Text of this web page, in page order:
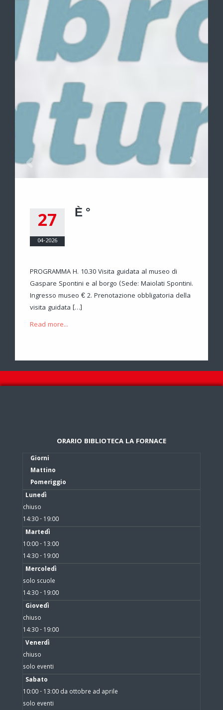
27
04-2026
È °
PROGRAMMA H. 10.30 Visita guidata al museo di
Gaspare Spontini e al borgo (Sede: Maiolati Spontini.
Ingresso museo € 2. Prenotazione obbligatoria della
visita guidata […]
Read more...
ORARIO BIBLIOTECA LA FORNACE
Giorni
Mattino
Pomeriggio
Lunedì
chiuso
14:30 - 19:00
Martedì
10:00 - 13:00
14:30 - 19:00
Mercoledì
solo scuole
14:30 - 19:00
Giovedì
chiuso
14:30 - 19:00
Venerdì
chiuso
solo eventi
Sabato
10:00 - 13:00 da ottobre ad aprile
solo eventi